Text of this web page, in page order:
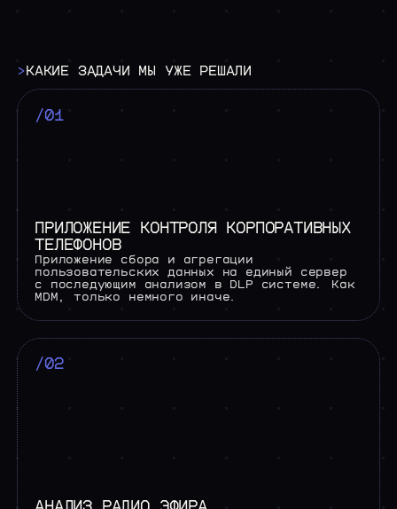
>КАКИЕ ЗАДАЧИ МЫ УЖЕ РЕШАЛИ
/01
ПРИЛОЖЕНИЕ КОНТРОЛЯ КОРПОРАТИВНЫХ
ТЕЛЕФОНОВ
Приложение сбора и агрегации
пользовательских данных на единый сервер
с последующим анализом в DLP системе. Как
MDM, только немного иначе.
/02